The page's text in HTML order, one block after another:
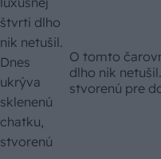
O tomto
dlho nik
stvorenú pre